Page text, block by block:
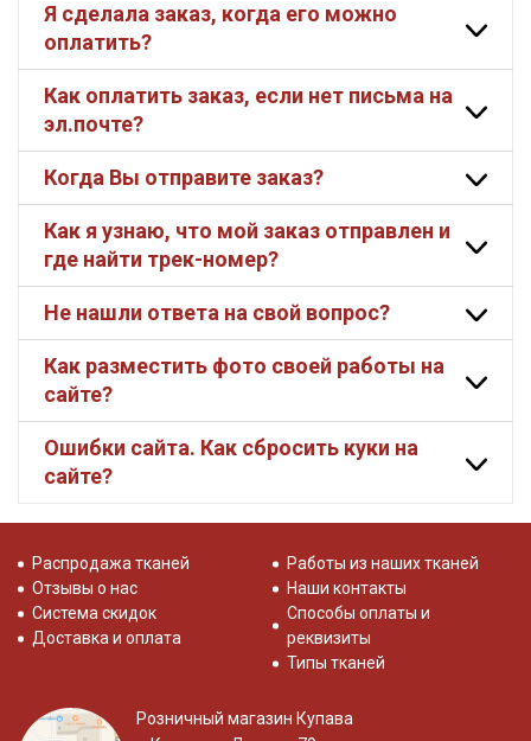
Я сделала заказ, когда его можно
оплатить?
Как оплатить заказ, если нет письма на
эл.почте?
Когда Вы отправите заказ?
Как я узнаю, что мой заказ отправлен и
где найти трек-номер?
Не нашли ответа на свой вопрос?
Как разместить фото своей работы на
сайте?
Ошибки сайта. Как сбросить куки на
сайте?
Распродажа тканей
Отзывы о нас
Система скидок
Доставка и оплата
Работы из наших тканей
Наши контакты
Способы оплаты и
реквизиты
Типы тканей
Розничный магазин Купава
Мы публикуем здесь дополнительные
промокоды и скидки до 30% на узкие
Электронная почта
Подписаться
Ознакомлен(а) сПолитикой обработки персональных
данныхи даюСогласие на обработку персональных
ДаюСогласие на получение рекламных и